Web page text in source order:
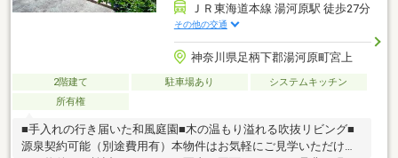
ＪＲ東海道本線 湯河原駅 徒歩27分
その他の交通
神奈川県足柄下郡湯河原町宮上
2階建て 駐車場あり
システムキッチン
所有権
■手入れの行き届いた和風庭園■木の温もり溢れる吹抜リビング■
源泉契約可能（別途費用有）本物件はお気軽にご見学いただけま